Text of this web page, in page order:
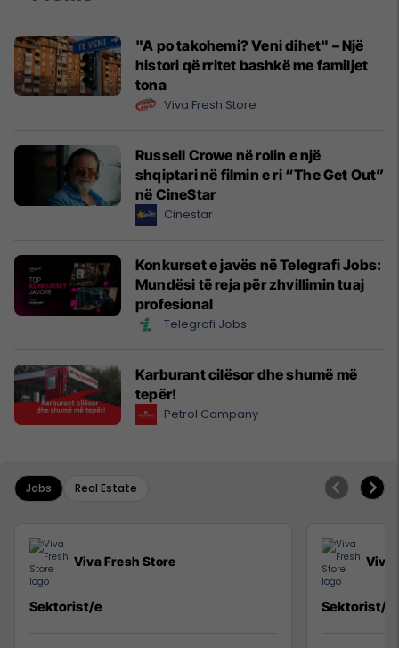
"A po takohemi? Veni dihet" – Një
histori që rritet bashkë me familjet
tona
Viva Fresh Store
Russell Crowe në rolin e një
shqiptari në filmin e ri “The Get Out”
në CineStar
Cinestar
Konkurset e javës në Telegrafi Jobs:
Mundësi të reja për zhvillimin tuaj
profesional
Telegrafi Jobs
Karburant cilësor dhe shumë më
tepër!
Petrol Company
Jobs Real Estate
Viva Fresh Store
Sektorist/e
Viva
Sektorist/e